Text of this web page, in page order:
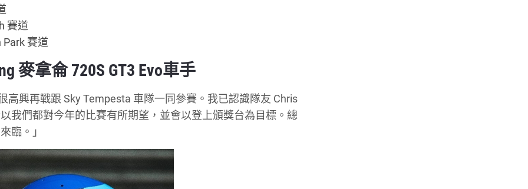
賽道
賽道
麥拿侖 720S GT3 Evo車手
高興再戰跟 Sky Tempesta 車隊一同參賽。我已認識隊友 Chris
我們都對今年的比賽有所期望，並會以登上頒獎台為目標。總
臨。」